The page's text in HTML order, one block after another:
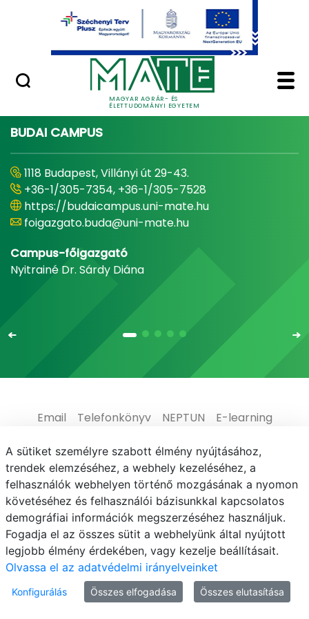
Ugrás a fő tartalomhoz
MAGYAR AGRÁR- ÉS
ÉLETTUDOMÁNYI EGYETEM
Minőségügy
Home - Magyar
BUDAI CAMPUS
1118 Budapest, Villányi út 29-43.
+36-1/305-7354, +36-1/305-7528
https://budaicampus.uni-mate.hu
foigazgato.buda@uni-mate.hu
Campus-főigazgató
Nyitrainé Dr. Sárdy Diána
Email Telefonkönyv NEPTUN
E-learning
Médiaközpont
Informatikai Igazgatóság
Adatvédelem
© MATE 2021
A sütiket személyre szabott élmény nyújtásához,
trendek elemzéséhez, a webhely kezeléséhez, a
felhasználók webhelyen történő mozgásának a nyomon
követéséhez és felhasználói bázisunkkal kapcsolatos
demográfiai információk megszerzéséhez használjuk.
Fogadja el az összes sütit a webhelyünk által nyújtott
legjobb élmény érdekében, vagy kezelje beállításait.
Olvassa el az adatvédelmi irányelveinket
Konfigurálás Összes elfogadása Összes elutasítása